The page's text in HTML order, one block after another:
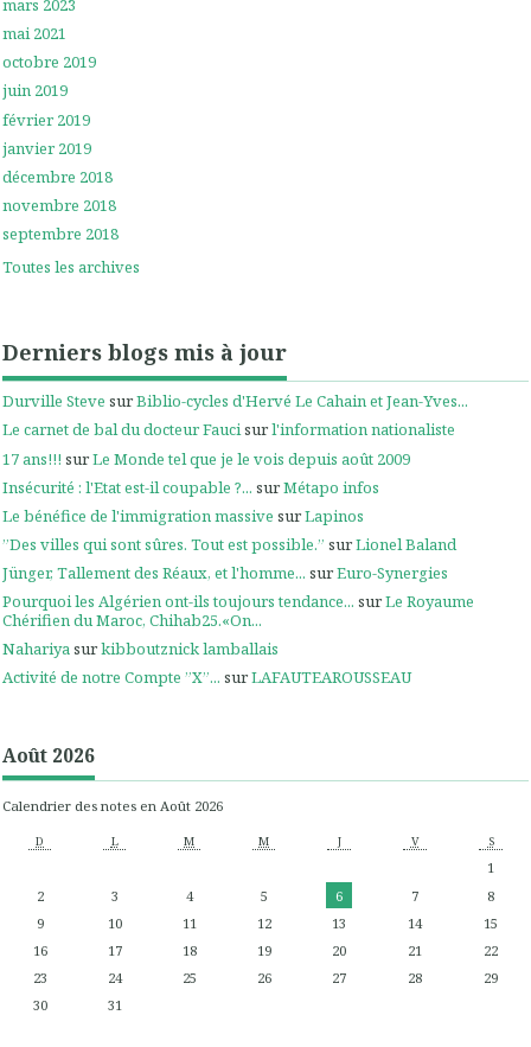
mars 2023
mai 2021
octobre 2019
juin 2019
février 2019
janvier 2019
décembre 2018
novembre 2018
septembre 2018
Toutes les archives
Derniers blogs mis à jour
Durville Steve surBiblio-cycles d'Hervé Le Cahain et Jean-Yves...
Le carnet de bal du docteur Faucisurl'information nationaliste
17 ans!!! surLe Monde tel que je le vois depuis août 2009
Insécurité : l'Etat est-il coupable ?... surMétapo infos
Le bénéfice de l'immigration massive surLapinos
”Des villes qui sont sûres. Tout est possible.” surLionel Baland
Jünger, Tallement des Réaux, et l'homme... surEuro-Synergies
Pourquoi les Algérien ont-ils toujours tendance... surLe Royaume
Chérifien du Maroc, Chihab25.«On...
Nahariyasurkibboutznick lamballais
Activité de notre Compte ”X”... surLAFAUTEAROUSSEAU
Août 2026
Calendrier des notes en Août 2026
D L M M J V S
1
2
3 4 5 6 7
8
9
10 11 12 13 14
15
16
17 18 19 20 21
22
23
24 25 26 27 28
29
30
31